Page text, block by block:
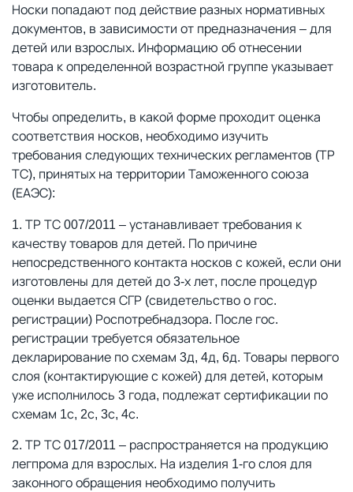
Носки попадают под действие разных нормативных
документов, в зависимости от предназначения – для
детей или взрослых. Информацию об отнесении
товара к определенной возрастной группе указывает
изготовитель.
Чтобы определить, в какой форме проходит оценка
соответствия носков, необходимо изучить
требования следующих технических регламентов (ТР
ТС), принятых на территории Таможенного союза
(ЕАЭС):
ТР ТС 007/2011 – устанавливает требования к
качеству товаров для детей. По причине
непосредственного контакта носков с кожей, если они
изготовлены для детей до 3-х лет, после процедур
оценки выдается СГР (свидетельство о гос.
регистрации) Роспотребнадзора. После гос.
регистрации требуется обязательное
декларирование по схемам 3д, 4д, 6д. Товары первого
слоя (контактирующие с кожей) для детей, которым
уже исполнилось 3 года, подлежат сертификации по
схемам 1с, 2с, 3с, 4с.
ТР ТС 017/2011 – распространяется на продукцию
легпрома для взрослых. На изделия 1-го слоя для
законного обращения необходимо получить